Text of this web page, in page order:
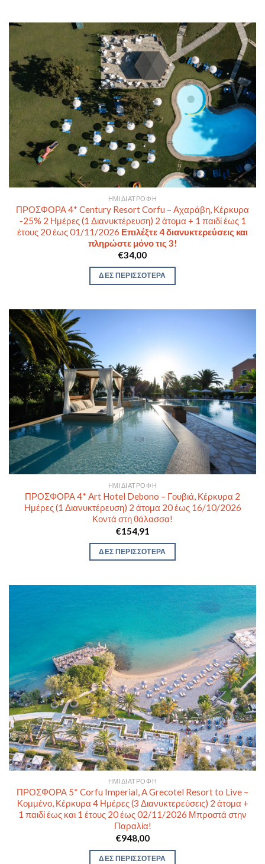
ΗΜΙΔΙΑΤΡΟΦΉ
ΠΡΟΣΦΟΡΑ 4* Century Resort Corfu – Αχαράβη, Κέρκυρα
-25% 2 Ημέρες (1 Διανυκτέρευση) 2 άτομα + 1 παιδί έως 1
έτους 20 έως 01/11/2026 Επιλέξτε 4 διανυκτερεύσεις και
πληρώστε μόνο τις 3!
€34,00
ΔΕΣ ΠΕΡΙΣΣΟΤΕΡΑ
ΗΜΙΔΙΑΤΡΟΦΉ
ΠΡΟΣΦΟΡΑ 4* Art Hotel Debono – Γουβιά, Κέρκυρα 2
Ημέρες (1 Διανυκτέρευση) 2 άτομα 20 έως 16/10/2026
Κοντά στη θάλασσα!
€154,91
ΔΕΣ ΠΕΡΙΣΣΟΤΕΡΑ
ΗΜΙΔΙΑΤΡΟΦΉ
ΠΡΟΣΦΟΡΑ 5* Corfu Imperial, A Grecotel Resort to Live –
Κομμένο, Κέρκυρα 4 Ημέρες (3 Διανυκτερεύσεις) 2 άτομα +
1 παιδί έως και 1 έτους 20 έως 02/11/2026 Μπροστά στην
Παραλία!
€948,00
ΔΕΣ ΠΕΡΙΣΣΟΤΕΡΑ